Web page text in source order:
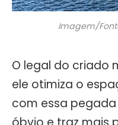
Imagem/
O legal do criado
ele otimiza o
com essa